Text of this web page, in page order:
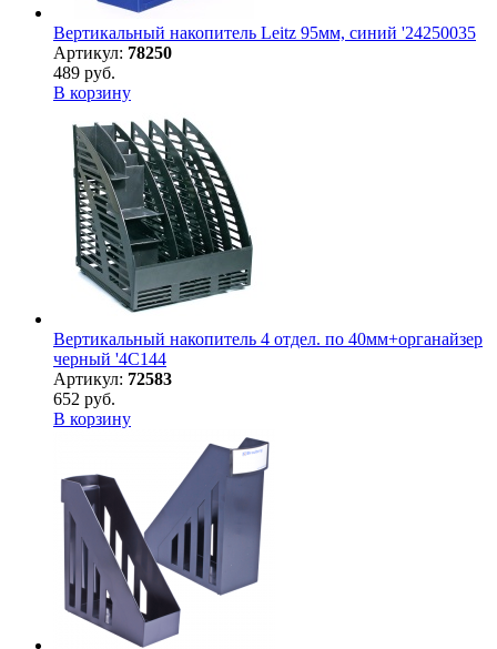
Вертикальный накопитель Leitz 95мм, синий '24250035
Артикул: 78250
489 руб.
В корзину
Вертикальный накопитель 4 отдел. по 40мм+органайзер
черный '4C144
Артикул: 72583
652 руб.
В корзину